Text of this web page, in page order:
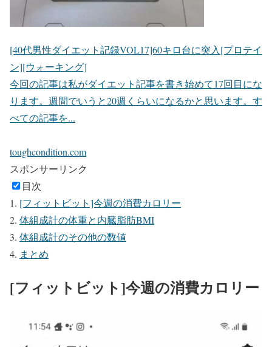
[40代男性ダイエット記録VOL17]60キロ台に突入[プロテイ
ン][ウォーキング]
今回の記事は私がダイエット記事を書き始めて17回目にな
ります。週間でいうと20週くらいになるかと思います。す
べての記事を...
toughcondition.com
スポンサーリンク
目次
[フィットビット]今週の消費カロリー
体組成計の体重と内臓脂肪BMI
体組成計のその他の数値
まとめ
[フィットビット]今週の消費カロリー